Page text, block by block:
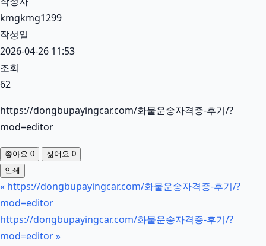
kmgkmg1299
작성일
2026-04-26 11:53
조회
62
https://dongbupayingcar.com/화물운송자격증-후기/?
mod=editor
좋아요 0 싫어요 0
인쇄
« https://dongbupayingcar.com/화물운송자격증-후기/?
mod=editor
https://dongbupayingcar.com/화물운송자격증-후기/?
mod=editor»